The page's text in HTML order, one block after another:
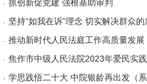
· 抓创新促党建 强根基助审判
· 坚持“如我在诉”理念 切实解决群众
· 推动新时代人民法庭工作高质量发展
· 焦作市中级人民法院2023年爱民实
· 学思践悟二十大 中院银龄再出发（